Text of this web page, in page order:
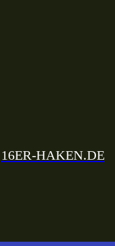
16ER-HAKEN.DE